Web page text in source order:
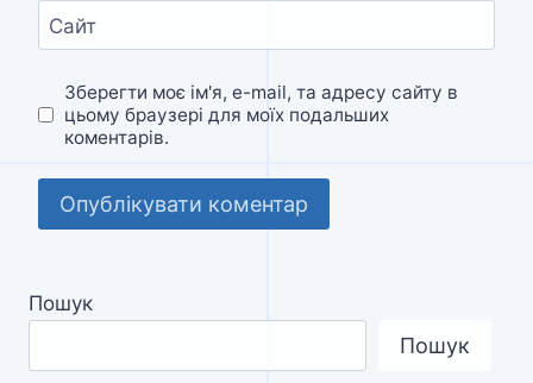
Сайт
Зберегти моє ім'я, e-mail, та адресу сайту в
цьому браузері для моїх подальших
коментарів.
Пошук
Пошук